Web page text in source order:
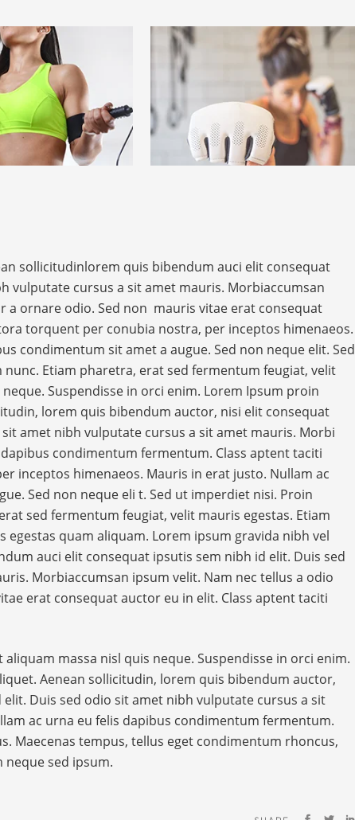
sollicitudinlorem quis bibendum auci elit consequat
vulputate cursus a sit amet mauris. Morbiaccumsan
a ornare odio. Sed non mauris vitae erat consequat
torquent per conubia nostra, per inceptos himenaeos.
condimentum sit amet a augue. Sed non neque elit. Sed
Etiam pharetra, erat sed fermentum feugiat, velit
Suspendisse in orci enim. Lorem Ipsum proin
lorem quis bibendum auctor, nisi elit consequat
amet nibh vulputate cursus a sit amet mauris. Morbi
condimentum fermentum. Class aptent taciti
inceptos himenaeos. Mauris in erat justo. Nullam ac
Sed non neque eli t. Sed ut imperdiet nisi. Proin
sed fermentum feugiat, velit mauris egestas. Etiam
quam aliquam. Lorem ipsum gravida nibh vel
auci elit consequat ipsutis sem nibh id elit. Duis sed
Morbiaccumsan ipsum velit. Nam nec tellus a odio
erat consequat auctor eu in elit. Class aptent taciti
massa nisl quis neque. Suspendisse in orci enim.
Aenean sollicitudin, lorem quis bibendum auctor,
Duis sed odio sit amet nibh vulputate cursus a sit
ac urna eu felis dapibus condimentum fermentum.
Maecenas tempus, tellus eget condimentum rhoncus,
neque sed ipsum.